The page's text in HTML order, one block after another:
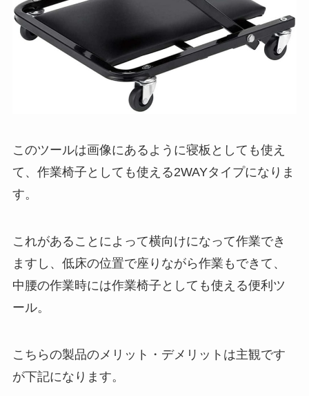
このツールは画像にあるように寝板としても使え
て、作業椅子としても使える2WAYタイプになりま
す。
これがあることによって横向けになって作業でき
ますし、低床の位置で座りながら作業もできて、
中腰の作業時には作業椅子としても使える便利ツ
ール。
こちらの製品のメリット・デメリットは主観です
が下記になります。